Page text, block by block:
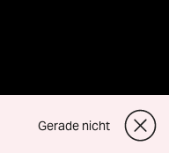
Gerade nicht